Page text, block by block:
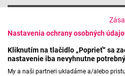
Nastavenia ochrany osobných
Kliknutím na tlačidlo „Poprieť“ sa
nastavenie iba nevyhnutne
My a naši partneri ukladáme a/alebo
Pohoda 2026: The Prodigy
Máte problém s prehrávaním?Nahláste